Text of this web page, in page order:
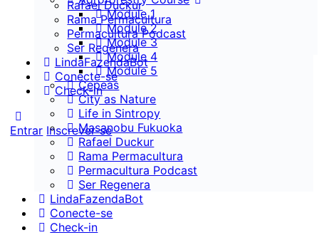
Rafael Duckur
Rama Permacultura
Permacultura Podcast
Ser Regenera
LindaFazendaBot
Conecte-se
Check-in
Entrar Inscrever-se
Module 1
Module 2
Module 3
Module 4
Module 5
Cepeas
City as Nature
Life in Sintropy
Masanobu Fukuoka
Rafael Duckur
Rama Permacultura
Permacultura Podcast
Ser Regenera
LindaFazendaBot
Conecte-se
Check-in